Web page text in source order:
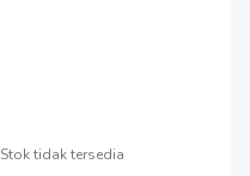
Stok tidak tersedia